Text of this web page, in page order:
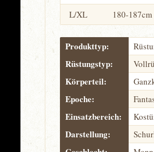
L/XL
180-187cm
Produkttyp:
Rüstungstyp:
Körperteil:
Epoche:
Einsatzbereich:
Darstellung: